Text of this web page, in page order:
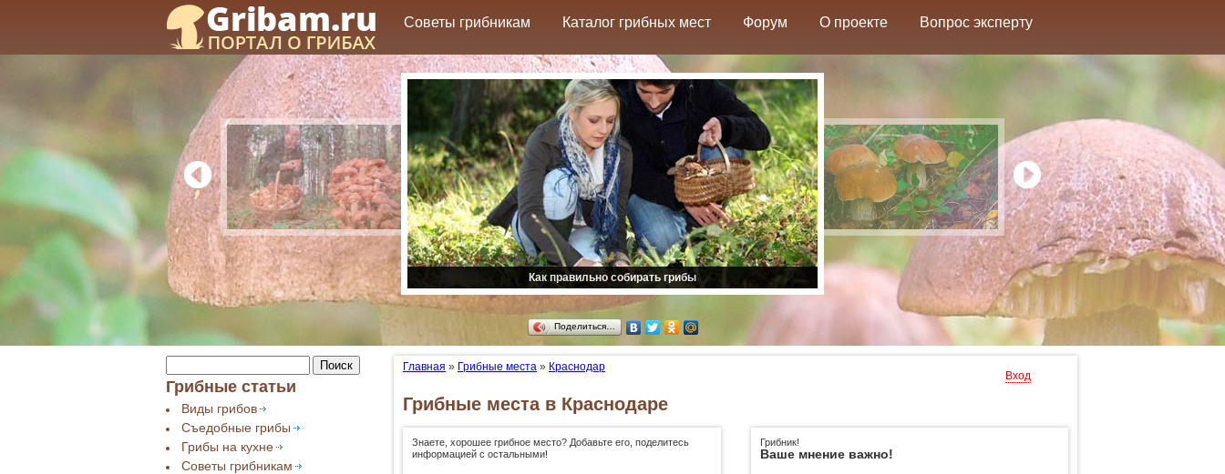
Советы грибникам Каталог грибных мест Форум О проекте Вопрос эксперту
Как правильно собирать грибы
Поделиться…
Грибные статьи
Виды грибов
Съедобные грибы
Грибы на кухне
Советы грибникам
Главная » Грибные места » Краснодар
Вход
Грибные места в Краснодаре
Знаете, хорошее грибное место? Добавьте его, поделитесь
информацией с остальными!
Грибник!
Ваше мнение важно!